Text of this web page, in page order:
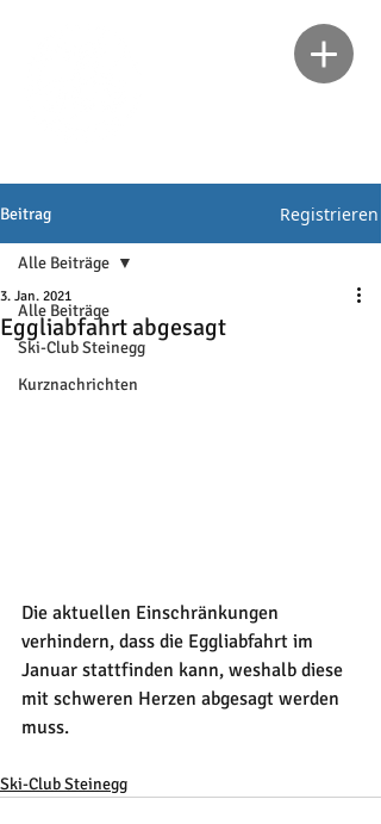
Beitrag Registrieren
Alle Beiträge
Ski-Club Steinegg
Kurznachrichten
Alle Beiträge
Eggliabfahrt abgesagt
3. Jan. 2021
Die aktuellen Einschränkungen
verhindern, dass die Eggliabfahrt im
Januar stattfinden kann, weshalb diese
mit schweren Herzen abgesagt werden
muss.
Ski-Club Steinegg